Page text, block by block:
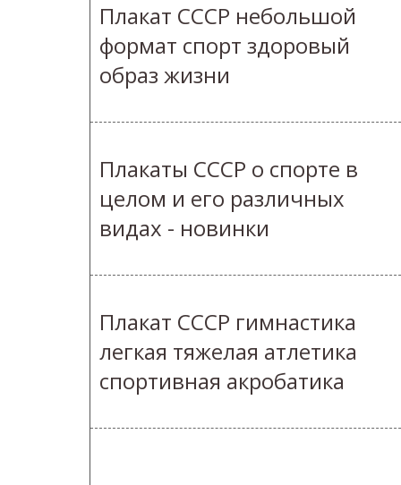
Плакат СССР небольшой
формат спорт здоровый
образ жизни
Плакаты СССР о спорте в
целом и его различных
видах - новинки
Плакат СССР гимнастика
легкая тяжелая атлетика
спортивная акробатика